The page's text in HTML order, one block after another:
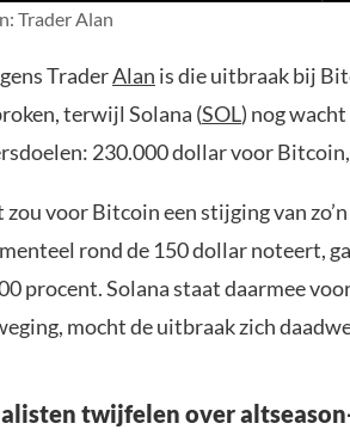
Trader Alan
TraderAlan is die uitbraak bij
terwijl Solana (SOL) nog
230.000 dollar voor
zou voor Bitcoin een stijging van
rond de 150 dollar noteert,
procent. Solana staat daarmee
mocht de uitbraak zich
twijfelen over